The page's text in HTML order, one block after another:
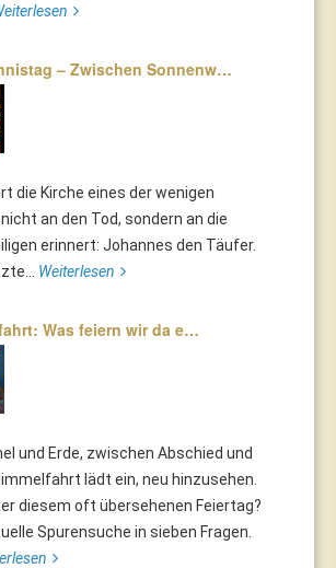
– Zwischen Sonnenw…
die Kirche eines der wenigen
an den Tod, sondern an die
erinnert: Johannes den Täufer.
Weiterlesen
Was feiern wir da e…
und Erde, zwischen Abschied und
lädt ein, neu hinzusehen.
diesem oft übersehenen Feiertag?
Spurensuche in sieben Fragen.